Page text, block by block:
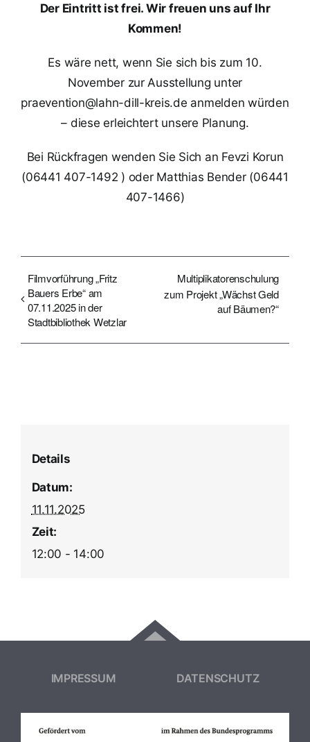
Der Eintritt ist frei. Wir freuen uns auf Ihr
Kommen!
Es wäre nett, wenn Sie sich bis zum 10.
November zur Ausstellung unter
praevention@lahn-dill-kreis.de anmelden würden
– diese erleichtert unsere Planung.
Bei Rückfragen wenden Sie Sich an Fevzi Korun
(06441 407-1492 ) oder Matthias Bender (06441
407-1466)
Filmvorführung „Fritz
Bauers Erbe“ am
07.11.2025 in der
Stadtbibliothek Wetzlar
Multiplikatorenschulung
zum Projekt „Wächst Geld
auf Bäumen?“
Details
Datum:
11.11.2025
Zeit:
12:00 - 14:00
IMPRESSUM DATENSCHUTZ